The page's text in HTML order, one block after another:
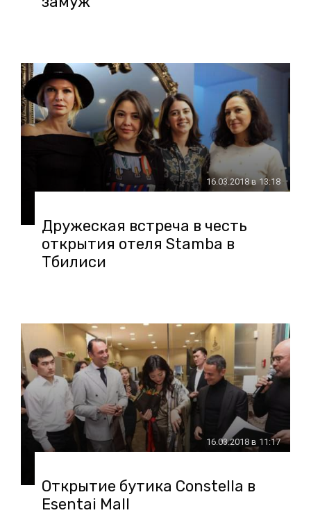
16.03.2018 в 13:18
Дружеская встреча в честь
открытия отеля Stamba в
Тбилиси
16.03.2018 в 11:17
Открытие бутика Constella в
Esentai Mall